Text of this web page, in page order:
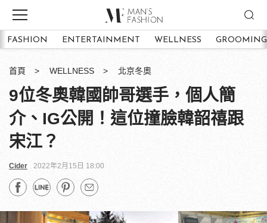
FASHION ENTERTAINMENT WELLNESS GROOMING
首頁 WELLNESS 北京冬奧
9位冬奧韓國帥哥選手，個人簡
介、IG公開！這位撞臉韓韶禧跟
宋江？
Cider 2022年2月15日 18:00